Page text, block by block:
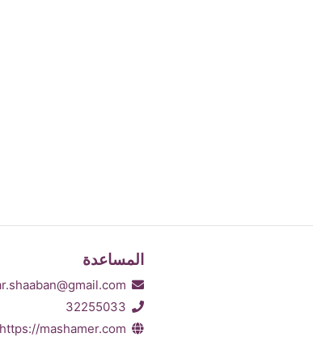
المساعدة
32255033
https://mashamer.com